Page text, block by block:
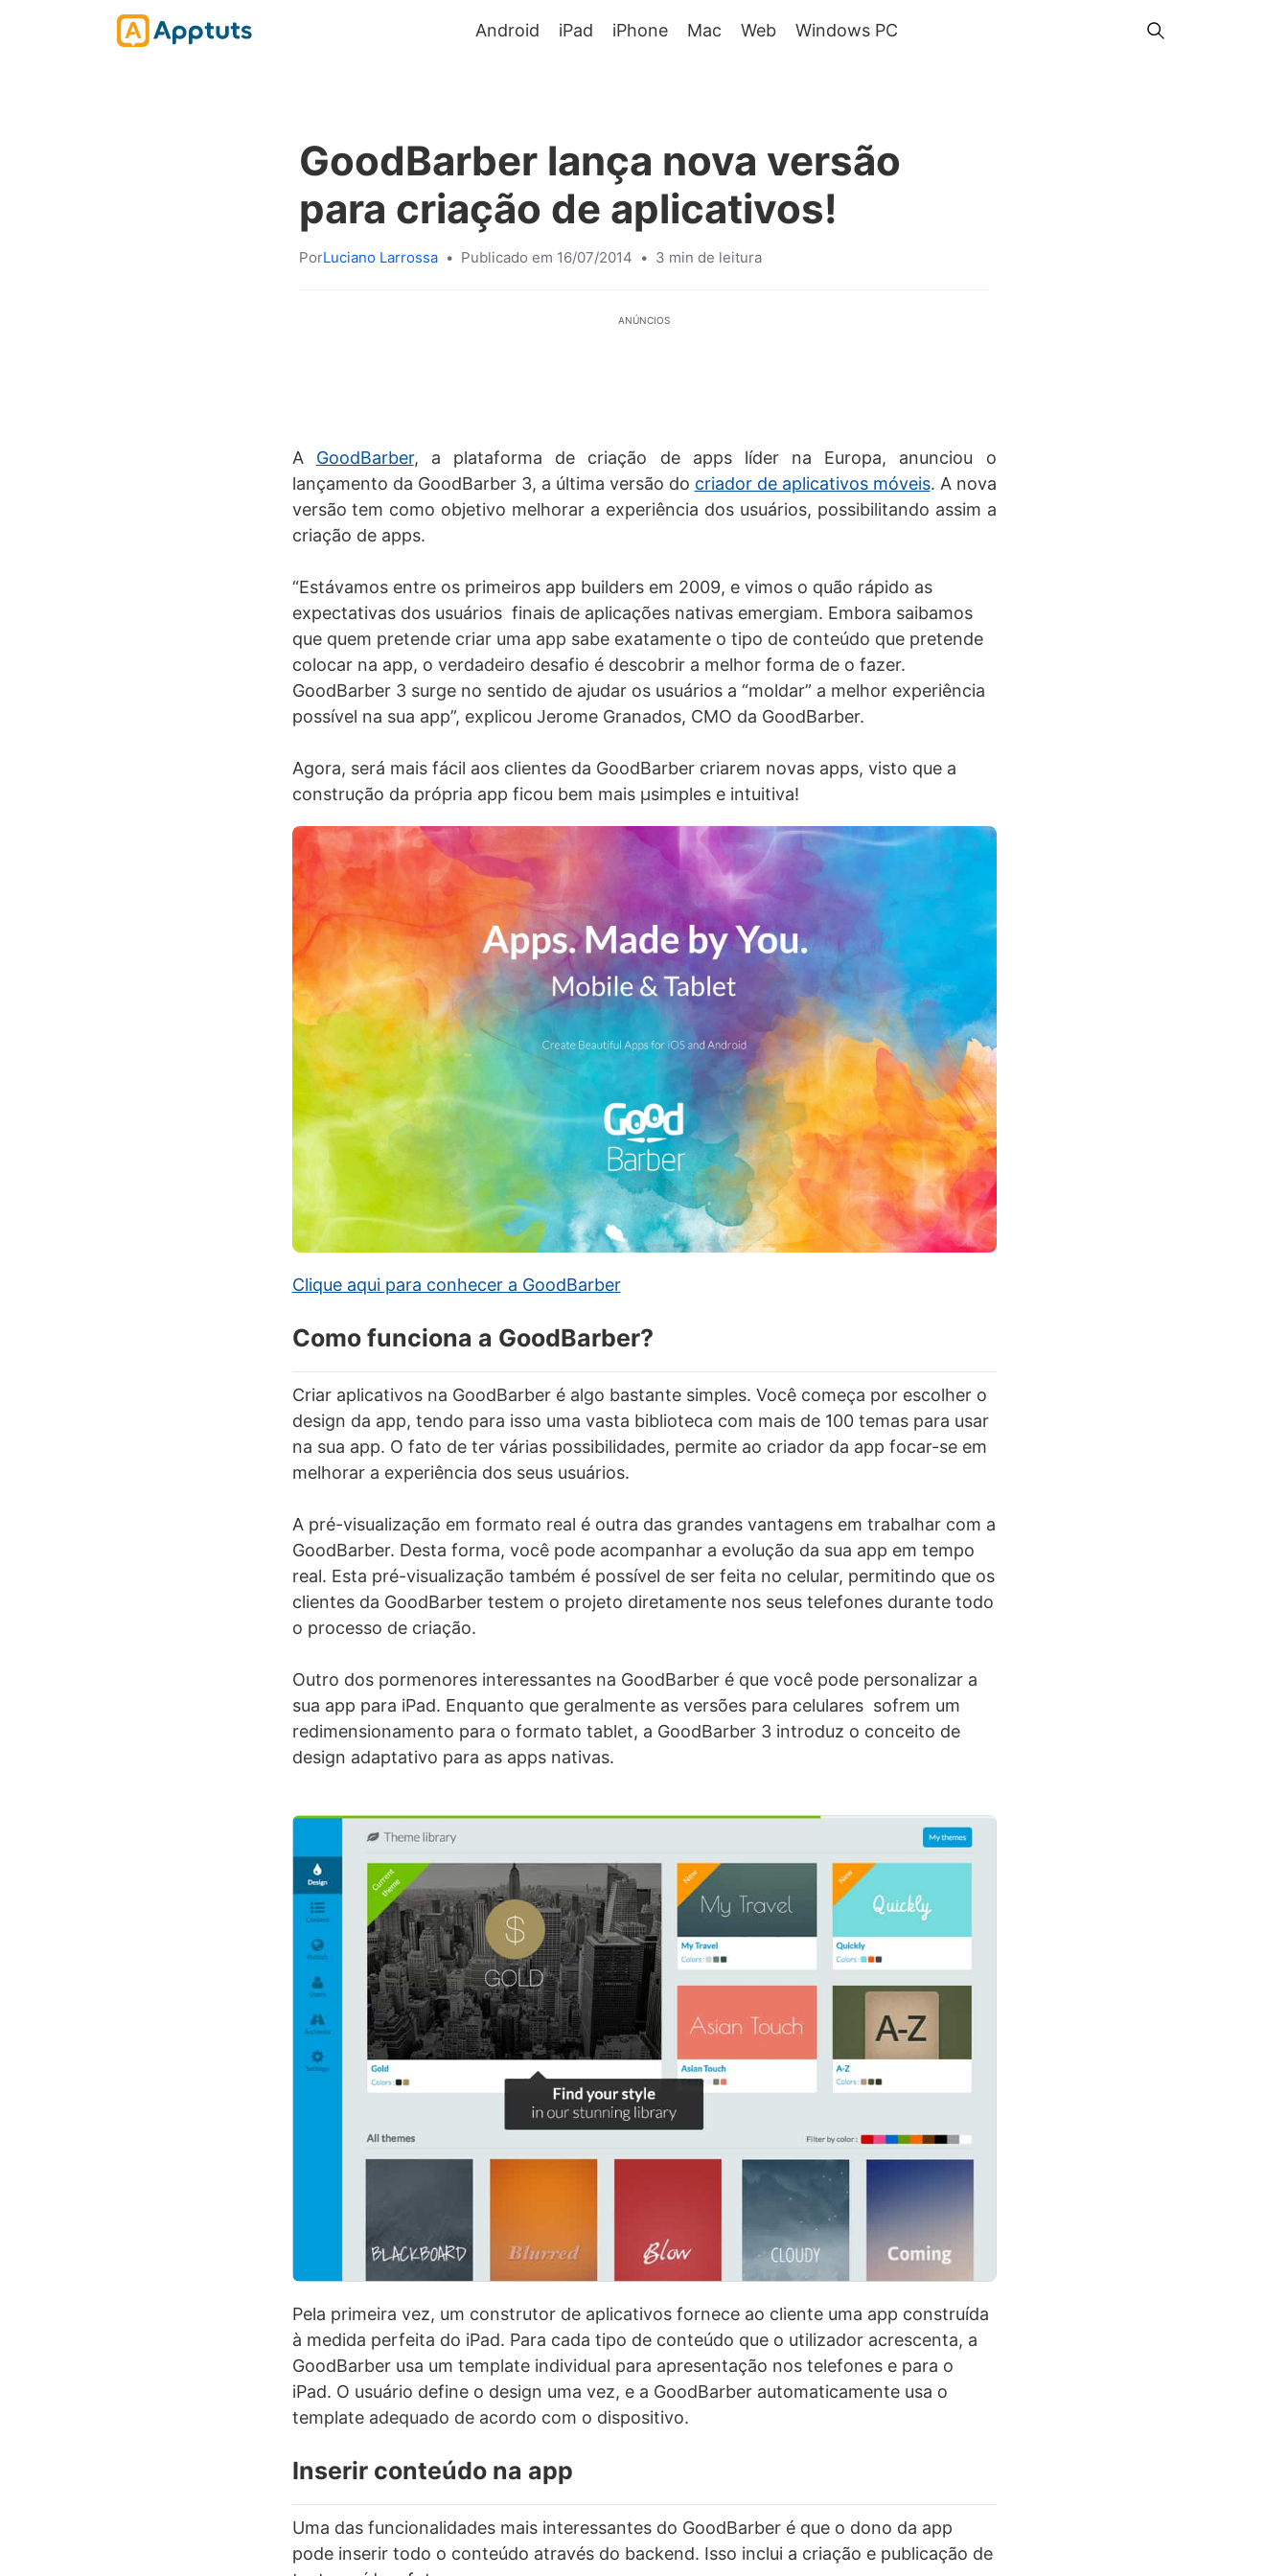
Android iPad iPhone Mac Web Windows PC
GoodBarber lança nova versão
para criação de aplicativos!
PorLuciano Larrossa • Publicado em 16/07/2014 • 3 min de leitura
ANÚNCIOS
A GoodBarber, a plataforma de criação de apps líder na Europa, anunciou o
lançamento da GoodBarber 3, a última versão do criador de aplicativos móveis. A nova
versão tem como objetivo melhorar a experiência dos usuários, possibilitando assim a
criação de apps.
“Estávamos entre os primeiros app builders em 2009, e vimos o quão rápido as
expectativas dos usuários finais de aplicações nativas emergiam. Embora saibamos
que quem pretende criar uma app sabe exatamente o tipo de conteúdo que pretende
colocar na app, o verdadeiro desafio é descobrir a melhor forma de o fazer.
GoodBarber 3 surge no sentido de ajudar os usuários a “moldar” a melhor experiência
possível na sua app”, explicou Jerome Granados, CMO da GoodBarber.
Agora, será mais fácil aos clientes da GoodBarber criarem novas apps, visto que a
construção da própria app ficou bem mais µsimples e intuitiva!
Clique aqui para conhecer a GoodBarber
Como funciona a GoodBarber?
Criar aplicativos na GoodBarber é algo bastante simples. Você começa por escolher o
design da app, tendo para isso uma vasta biblioteca com mais de 100 temas para usar
na sua app. O fato de ter várias possibilidades, permite ao criador da app focar-se em
melhorar a experiência dos seus usuários.
A pré-visualização em formato real é outra das grandes vantagens em trabalhar com a
GoodBarber. Desta forma, você pode acompanhar a evolução da sua app em tempo
real. Esta pré-visualização também é possível de ser feita no celular, permitindo que os
clientes da GoodBarber testem o projeto diretamente nos seus telefones durante todo
o processo de criação.
Outro dos pormenores interessantes na GoodBarber é que você pode personalizar a
sua app para iPad. Enquanto que geralmente as versões para celulares sofrem um
redimensionamento para o formato tablet, a GoodBarber 3 introduz o conceito de
design adaptativo para as apps nativas.
Pela primeira vez, um construtor de aplicativos fornece ao cliente uma app construída
à medida perfeita do iPad. Para cada tipo de conteúdo que o utilizador acrescenta, a
GoodBarber usa um template individual para apresentação nos telefones e para o
iPad. O usuário define o design uma vez, e a GoodBarber automaticamente usa o
template adequado de acordo com o dispositivo.
Inserir conteúdo na app
Uma das funcionalidades mais interessantes do GoodBarber é que o dono da app
pode inserir todo o conteúdo através do backend. Isso inclui a criação e publicação de